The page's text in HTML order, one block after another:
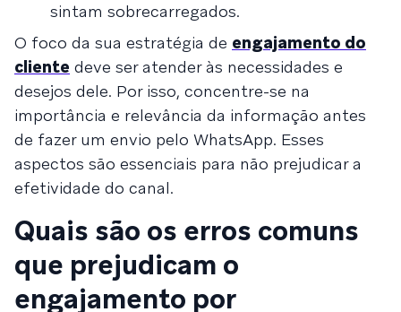
sintam sobrecarregados.
O foco da sua estratégia de engajamento do
cliente deve ser atender às necessidades e
desejos dele. Por isso, concentre-se na
importância e relevância da informação antes
de fazer um envio pelo WhatsApp. Esses
aspectos são essenciais para não prejudicar a
efetividade do canal.
Quais são os erros comuns
que prejudicam o
engajamento por